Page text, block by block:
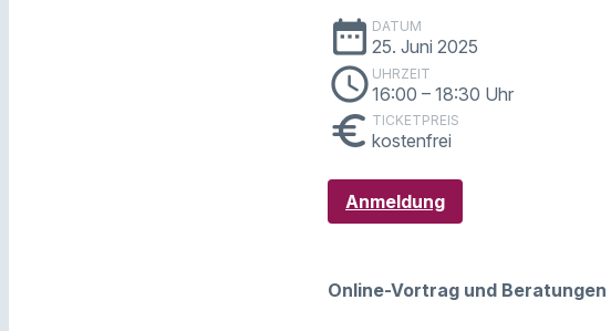
date_range DATUM
25. Juni 2025
schedule UHRZEIT
16:00 – 18:30 Uhr
euro TICKETPREIS
kostenfrei
Anmeldung
Online-Vortrag und